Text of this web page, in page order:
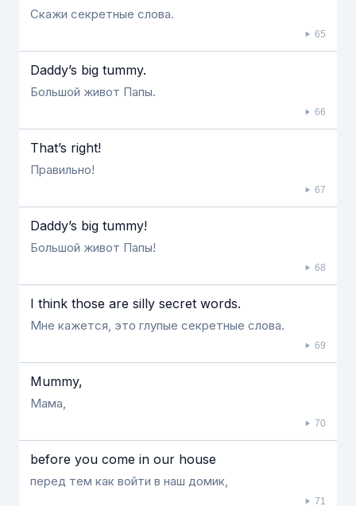
Скажи секретные слова.
65
Daddy’s big tummy.
Большой живот Папы.
66
That’s right!
Правильно!
67
Daddy’s big tummy!
Большой живот Папы!
68
I think those are silly secret words.
Мне кажется, это глупые секретные слова.
69
Mummy,
Мама,
70
before you come in our house
перед тем как войти в наш домик,
71